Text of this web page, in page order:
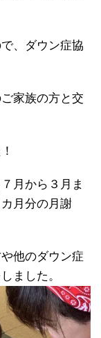
、ダウン症協
家族の方と交
月から３月ま
月分の月謝
他のダウン症
ました。